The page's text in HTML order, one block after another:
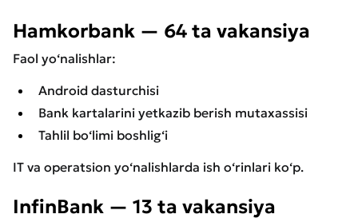
Hamkorbank — 64 ta vakansiya
Faol yo‘nalishlar:
Android dasturchisi
Bank kartalarini yetkazib berish mutaxassisi
Tahlil bo‘limi boshlig‘i
IT va operatsion yo‘nalishlarda ish o‘rinlari ko‘p.
InfinBank — 13 ta vakansiya